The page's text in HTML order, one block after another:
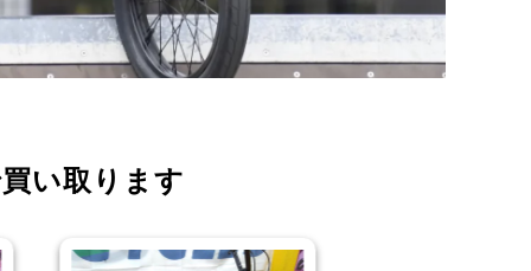
い取ります